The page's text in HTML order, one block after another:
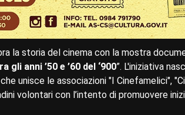
la storia del cinema con la mostra
gli anni ’50 e ’60 del ‘900”. L'iniziativa
unisce le associazioni "I Cinefamelici",
volontari con l’intento di promuovere